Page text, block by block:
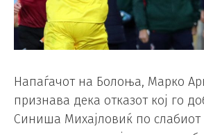
Напаѓачот на Болоња, Марко
признава дека отказот кој го
Синиша Михајловиќ по слабиот